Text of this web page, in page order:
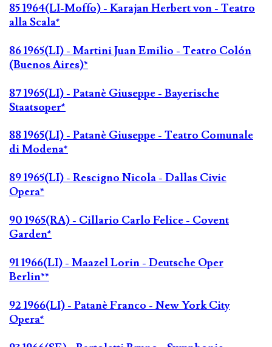
85 1964(LI-Moffo) - Karajan Herbert von - Teatro
alla Scala*
86 1965(LI) - Martini Juan Emilio - Teatro Colón
(Buenos Aires)*
87 1965(LI) - Patanè Giuseppe - Bayerische
Staatsoper*
88 1965(LI) - Patanè Giuseppe - Teatro Comunale
di Modena*
89 1965(LI) - Rescigno Nicola - Dallas Civic
Opera*
90 1965(RA) - Cillario Carlo Felice - Covent
Garden*
91 1966(LI) - Maazel Lorin - Deutsche Oper
Berlin**
92 1966(LI) - Patanè Franco - New York City
Opera*